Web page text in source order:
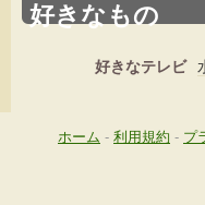
好きなもの
好きなテレビ
ホーム - 利用規約 - プ